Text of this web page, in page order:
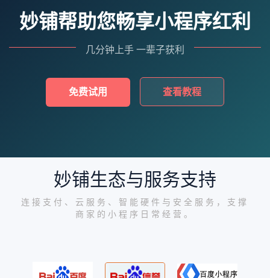
妙铺帮助您畅享小程序红利
几分钟上手 一辈子获利
免费试用 查看教程
妙铺生态与服务支持
连接支付、云服务、智能硬件与安全服务，支撑
商家的小程序日常经营。